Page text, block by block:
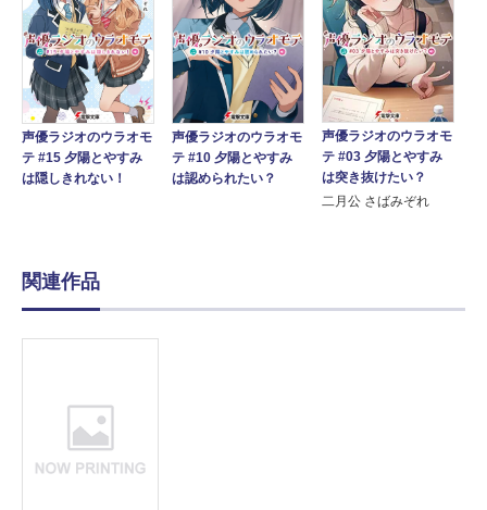
声優ラジオのウラオモ
テ #15 夕陽とやすみ
は隠しきれない！
声優ラジオのウラオモ
テ #10 夕陽とやすみ
は認められたい？
声優ラジオのウラオモ
テ #03 夕陽とやすみ
は突き抜けたい？
二月公 さばみぞれ
関連作品